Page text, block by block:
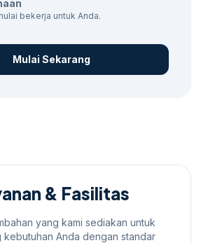
bekerja untuk Anda.
Mulai Sekarang
& Fasilitas
yang kami sediakan untuk
kebutuhan Anda dengan standar